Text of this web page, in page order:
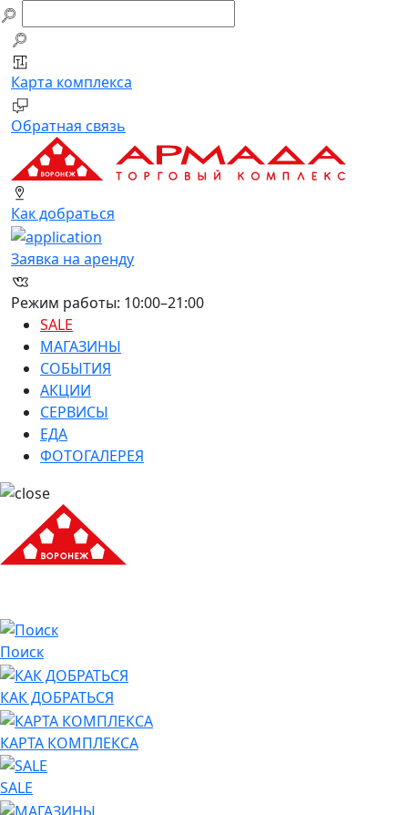
Карта комплекса
Обратная связь
Как добраться
Заявка на аренду
Режим работы: 10:00–21:00
SALE
МАГАЗИНЫ
СОБЫТИЯ
АКЦИИ
СЕРВИСЫ
ЕДА
ФОТОГАЛЕРЕЯ
Поиск
КАК ДОБРАТЬСЯ
КАРТА КОМПЛЕКСА
SALE
E-mail
Телефон
Адрес сайта
Площадь, от (м2)
Виды деятельности
Перетащите или нажмите для добавления
файлов
Телефон
Сообщение